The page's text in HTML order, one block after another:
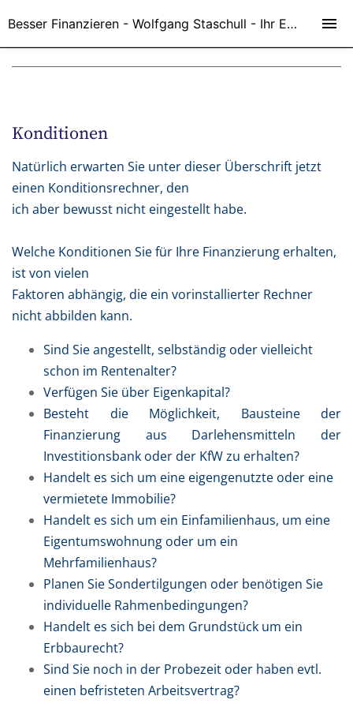
Konditionen
Natürlich erwarten Sie unter dieser Überschrift jetzt
einen Konditionsrechner, den
ich aber bewusst nicht eingestellt habe.
Welche Konditionen Sie für Ihre Finanzierung erhalten,
ist von vielen
Faktoren abhängig, die ein vorinstallierter Rechner
nicht abbilden kann.
Sind Sie angestellt, selbständig oder vielleicht
schon im Rentenalter?
Verfügen Sie über Eigenkapital?
Besteht die Möglichkeit, Bausteine der
Finanzierung aus Darlehensmitteln der
Investitionsbank oder der KfW zu erhalten?
Handelt es sich um eine eigengenutzte oder eine
vermietete Immobilie?
Handelt es sich um ein Einfamilienhaus, um eine
Eigentumswohnung oder um ein
Mehrfamilienhaus?
Planen Sie Sondertilgungen oder benötigen Sie
individuelle Rahmenbedingungen?
Handelt es sich bei dem Grundstück um ein
Erbbaurecht?
Sind Sie noch in der Probezeit oder haben evtl.
einen befristeten Arbeitsvertrag?
Besser Finanzieren - Wolfgang Staschull - Ihr Experte in Sachen Finanzen